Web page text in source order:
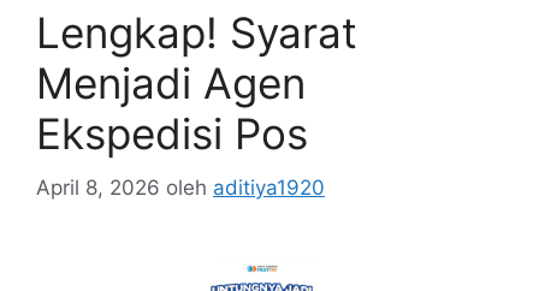
Lengkap! Syarat
Menjadi Agen
Ekspedisi Pos
April 8, 2026 oleh aditiya1920